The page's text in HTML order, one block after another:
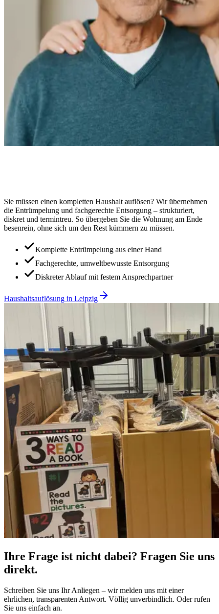
Sie müssen einen kompletten Haushalt auflösen? Wir übernehmen
die Entrümpelung und fachgerechte Entsorgung – strukturiert,
diskret und termintreu. So übergeben Sie die Wohnung am Ende
besenrein, ohne sich um den Rest kümmern zu müssen.
Komplette Entrümpelung aus einer Hand
Fachgerechte, umweltbewusste Entsorgung
Diskreter Ablauf mit festem Ansprechpartner
Haushaltsauflösung in Leipzig
Ihre Frage ist nicht dabei? Fragen Sie uns
direkt.
Schreiben Sie uns Ihr Anliegen – wir melden uns mit einer
ehrlichen, transparenten Antwort. Völlig unverbindlich. Oder rufen
Sie uns einfach an.